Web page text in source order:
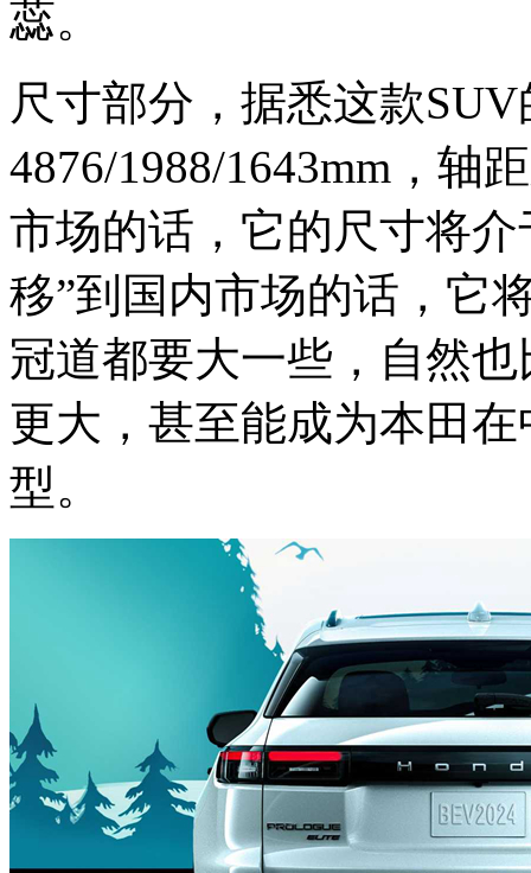
蕊。
尺寸部分，据悉这款
4876/1988/1643mm，轴
市场的话，它的尺寸将介
移”到国内市场的话，它
冠道都要大一些，自然
更大，甚至能成为本田
型。